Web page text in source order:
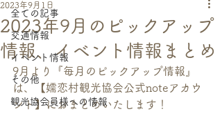
全ての記事
交通情報
イベント情報
その他
観光協会員様への情報
2023年9月のピックアップ
情報、イベント情報まとめ
2023年9月1日
9月より『毎月のピックアップ情報』
は、【嬬恋村観光協会公式noteアカウ
ント】におまとめいたします！